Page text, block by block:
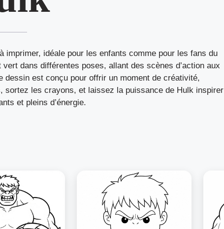
imprimer, idéale pour les enfants comme pour les fans du
dans différentes poses, allant des scènes d’action aux
est conçu pour offrir un moment de créativité,
sortez les crayons, et laissez la puissance de Hulk inspirer
et pleins d’énergie.